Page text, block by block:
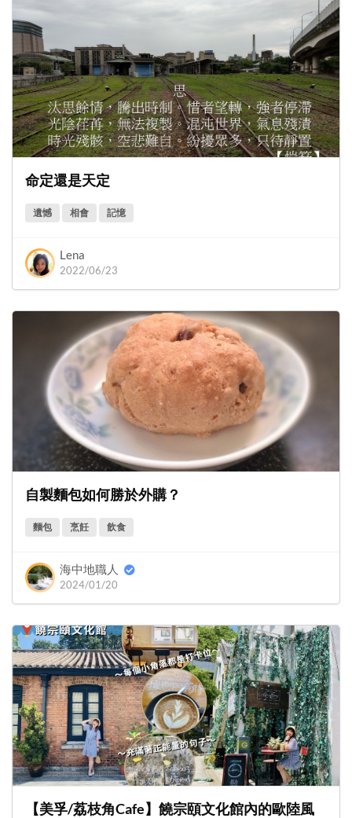
命定還是天定
遺憾 相會 記憶
Lena
2022/06/23
自製麵包如何勝於外購？
麵包 烹飪 飲食
海中地職人
2024/01/20
【美孚/荔枝角Cafe】饒宗頤文化館內的歐陸風